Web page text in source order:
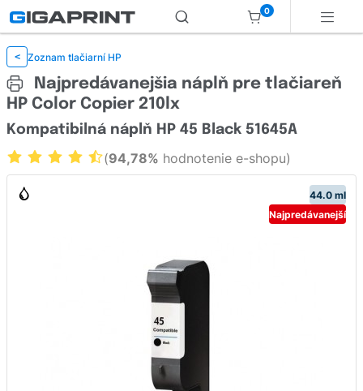
0
< Zoznam tlačiarní HP
Najpredávanejšia náplň pre tlačiareň
HP Color Copier 210lx
44.0 ml
Najpredávanejší
Kompatibilná náplň HP 45 Black 51645A
(94,78% hodnotenie e-shopu)